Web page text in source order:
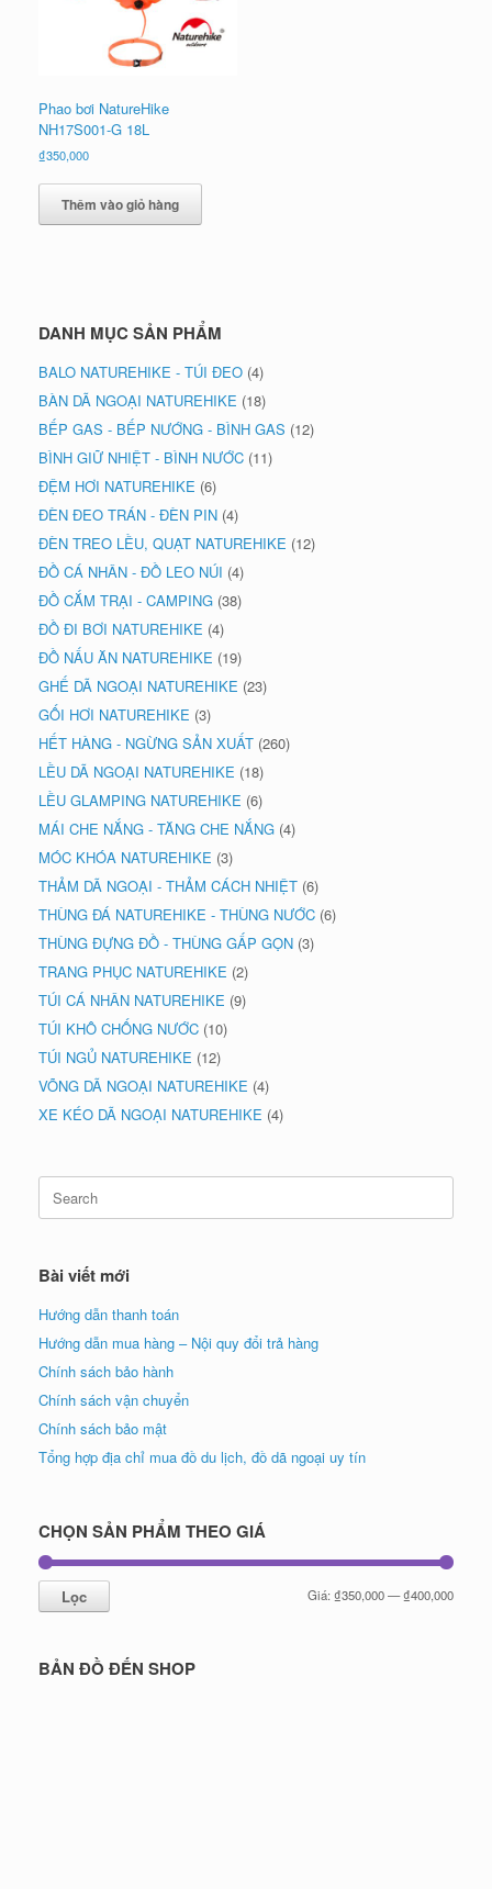
Phao bơi NatureHike
NH17S001-G 18L
₫350,000
Thêm vào giỏ hàng
DANH MỤC SẢN PHẨM
BALO NATUREHIKE - TÚI ĐEO (4)
BÀN DÃ NGOẠI NATUREHIKE (18)
BẾP GAS - BẾP NƯỚNG - BÌNH GAS (12)
BÌNH GIỮ NHIỆT - BÌNH NƯỚC (11)
ĐỆM HƠI NATUREHIKE (6)
ĐÈN ĐEO TRÁN - ĐÈN PIN (4)
ĐÈN TREO LỀU, QUẠT NATUREHIKE (12)
ĐỒ CÁ NHÂN - ĐỒ LEO NÚI (4)
ĐỒ CẮM TRẠI - CAMPING (38)
ĐỒ ĐI BƠI NATUREHIKE (4)
ĐỒ NẤU ĂN NATUREHIKE (19)
GHẾ DÃ NGOẠI NATUREHIKE (23)
GỐI HƠI NATUREHIKE (3)
HẾT HÀNG - NGỪNG SẢN XUẤT (260)
LỀU DÃ NGOẠI NATUREHIKE (18)
LỀU GLAMPING NATUREHIKE (6)
MÁI CHE NẮNG - TĂNG CHE NẮNG (4)
MÓC KHÓA NATUREHIKE (3)
THẢM DÃ NGOẠI - THẢM CÁCH NHIỆT (6)
THÙNG ĐÁ NATUREHIKE - THÙNG NƯỚC (6)
THÙNG ĐỰNG ĐỒ - THÙNG GẤP GỌN (3)
TRANG PHỤC NATUREHIKE (2)
TÚI CÁ NHÂN NATUREHIKE (9)
TÚI KHÔ CHỐNG NƯỚC (10)
TÚI NGỦ NATUREHIKE (12)
VÕNG DÃ NGOẠI NATUREHIKE (4)
XE KÉO DÃ NGOẠI NATUREHIKE (4)
Search
for:
Bài viết mới
Hướng dẫn thanh toán
Hướng dẫn mua hàng – Nội quy đổi trả hàng
Chính sách bảo hành
Chính sách vận chuyển
Chính sách bảo mật
Tổng hợp địa chỉ mua đồ du lịch, đồ dã ngoại uy tín
CHỌN SẢN PHẨM THEO GIÁ
Giá
Giá
Lọc Giá:₫350,000—₫400,000
BẢN ĐỒ ĐẾN SHOP